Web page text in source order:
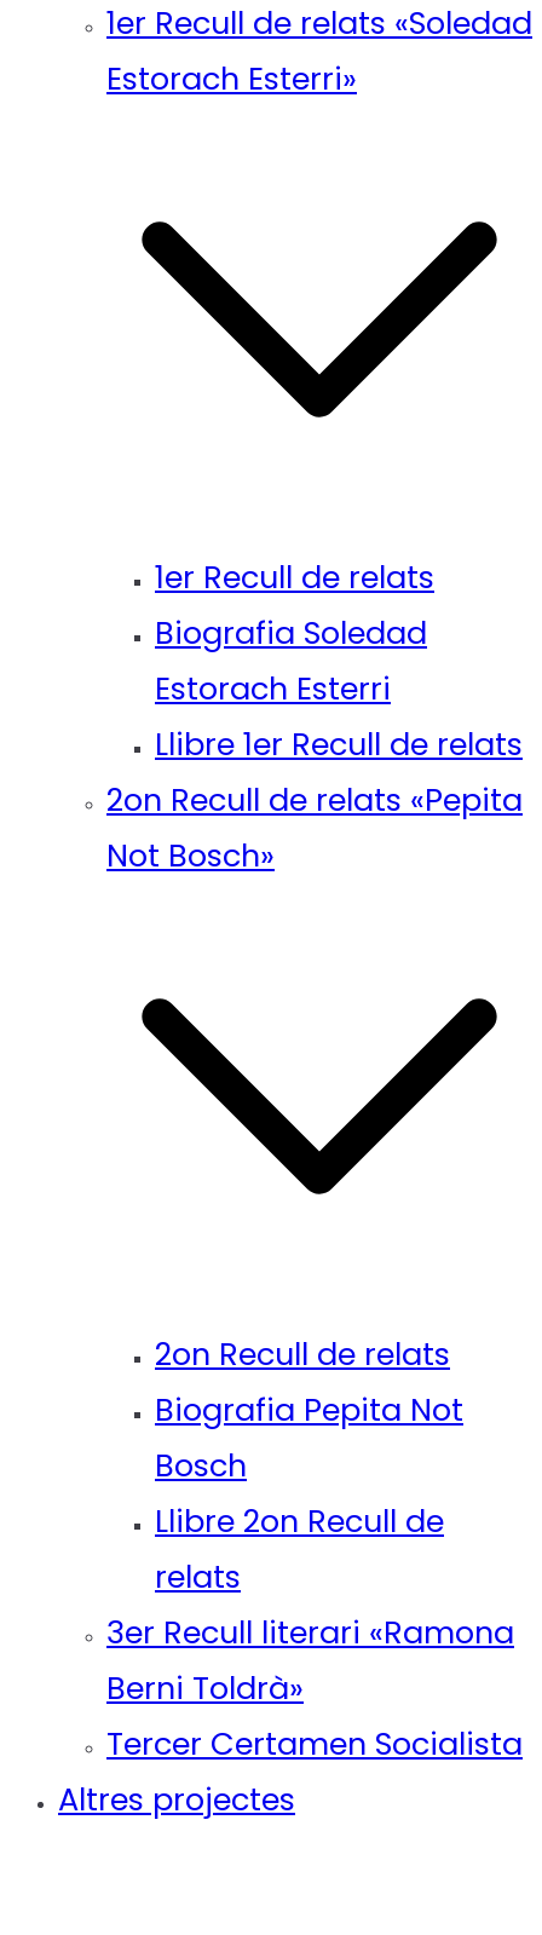
1er Recull de relats «Soledad
Estorach Esterri»
1er Recull de relats
Biografia Soledad
Estorach Esterri
Llibre 1er Recull de relats
2on Recull de relats «Pepita
Not Bosch»
2on Recull de relats
Biografia Pepita Not
Bosch
Llibre 2on Recull de
relats
3er Recull literari «Ramona
Berni Toldrà»
Tercer Certamen Socialista
Altres projectes